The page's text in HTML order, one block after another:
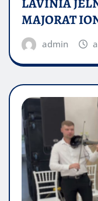
LAVINIA
MAJORAT
admin